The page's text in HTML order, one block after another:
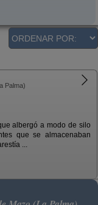
Palma)
albergó a modo de silo
que se almacenaban
...